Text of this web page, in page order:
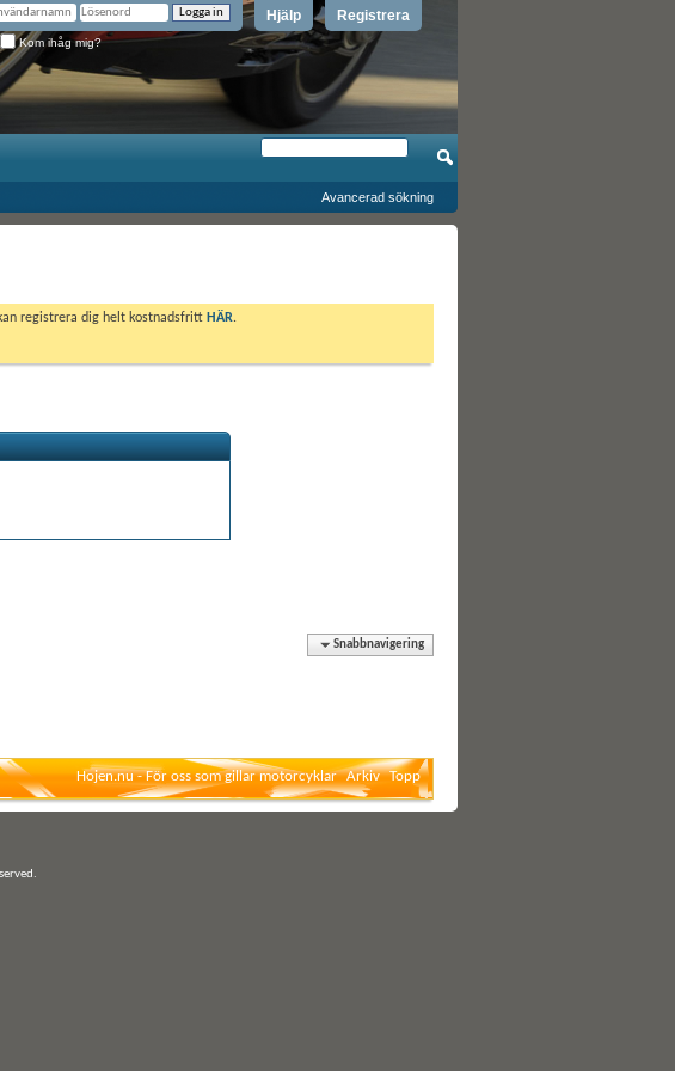
Registrera
Hjälp
Kom ihåg mig?
Avancerad sökning
registrera dig helt kostnadsfritt HÄR.
Snabbnavigering
Hojen.nu - För oss som gillar motorcyklar Arkiv Topp